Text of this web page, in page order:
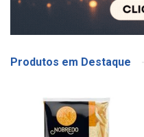
Produtos em Destaque